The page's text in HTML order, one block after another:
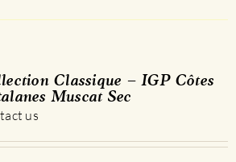
Classique – IGP Côtes
Muscat Sec
us